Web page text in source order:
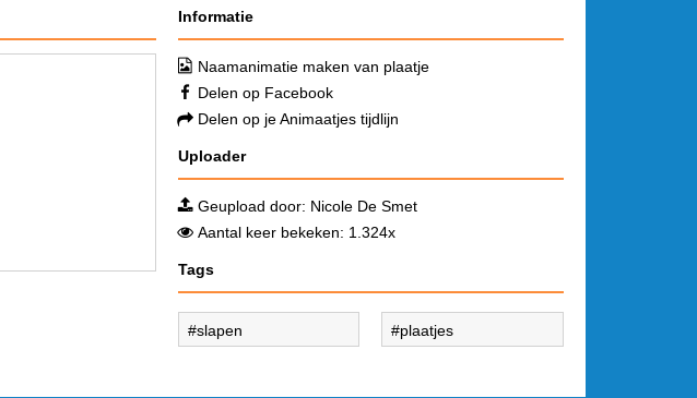
Informatie
Naamanimatie maken van plaatje
Delen op Facebook
Delen op je Animaatjes tijdlijn
Uploader
Geupload door: Nicole De Smet
Aantal keer bekeken: 1.324x
Tags
slapen plaatjes